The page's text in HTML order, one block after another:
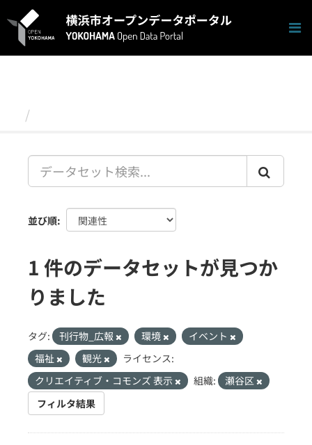
キ
並び順
1 件のデータセットが見つか
りました
タグ: 刊行物_広報 環境
イベント
福祉
観光
ライセンス:
クリエイティブ・コモンズ 表示
組織:
瀬谷区
フィルタ結果